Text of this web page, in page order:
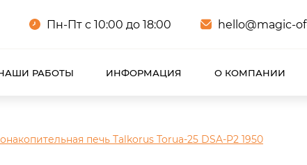
follow"/>
Пн-Пт с 10:00 до 18:00
hello@magic-
РАБОТЫ ИНФОРМАЦИЯ О КОМПАНИИ
печь Talkorus Torua-25 DSA-P2 1950